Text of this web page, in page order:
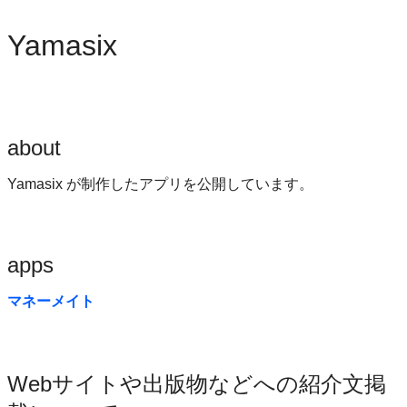
Yamasix
about
Yamasix が制作したアプリを公開しています。
apps
マネーメイト
Webサイトや出版物などへの紹介文掲